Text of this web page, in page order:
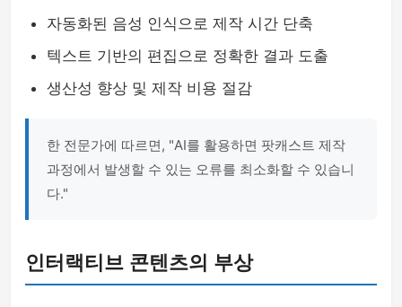
자동화된 음성 인식으로 제작 시간 단축
텍스트 기반의 편집으로 정확한 결과 도출
생산성 향상 및 제작 비용 절감
한 전문가에 따르면, "AI를 활용하면 팟캐스트 제작
과정에서 발생할 수 있는 오류를 최소화할 수 있습니
다."
인터랙티브 콘텐츠의 부상